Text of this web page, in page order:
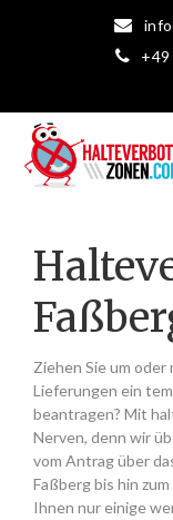
+49
Ziehen Sie um
Lieferungen ein
beantragen? Mit
Nerven, denn wir
vom Antrag über
Faßberg bis hin
Ihnen nur einige